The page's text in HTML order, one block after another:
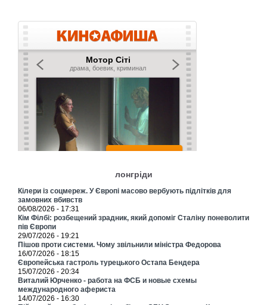
лонгріди
Кілери із соцмереж. У Європі масово вербують підлітків для
замовних вбивств
06/08/2026 - 17:31
Кім Філбі: розбещений зрадник, який допоміг Сталіну поневолити
пів Європи
29/07/2026 - 19:21
Пішов проти системи. Чому звільнили міністра Федорова
16/07/2026 - 18:15
Європейська гастроль турецького Остапа Бендера
15/07/2026 - 20:34
Виталий Юрченко - работа на ФСБ и новые схемы
международного афериста
14/07/2026 - 16:30